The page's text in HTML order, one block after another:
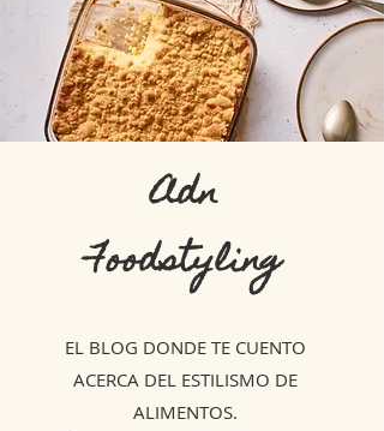
Adn
Foodstyling
EL BLOG DONDE TE CUENTO
ACERCA DEL ESTILISMO DE
ALIMENTOS.